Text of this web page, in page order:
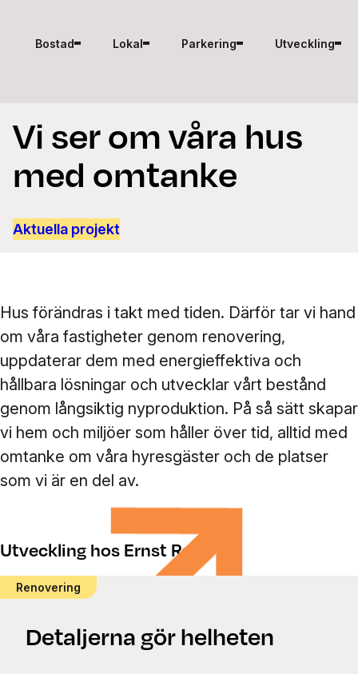
Bostad Lokal Parkering Utveckling
Vi ser om våra hus
med omtanke
Aktuella projekt
Hus förändras i takt med tiden. Därför tar vi hand
om våra fastigheter genom renovering,
uppdaterar dem med energieffektiva och
hållbara lösningar och utvecklar vårt bestånd
genom långsiktig nyproduktion. På så sätt skapar
vi hem och miljöer som håller över tid, alltid med
omtanke om våra hyresgäster och de platser
som vi är en del av.
Utveckling hos Ernst Rosén
Renovering
Detaljerna gör helheten